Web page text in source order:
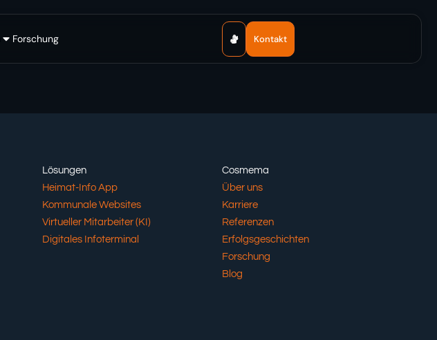
Forschung Kontakt
Lösungen
Heimat-Info App
Kommunale Websites
Virtueller Mitarbeiter (KI)
Digitales Infoterminal
Cosmema
Über uns
Karriere
Referenzen
Erfolgsgeschichten
Forschung
Blog